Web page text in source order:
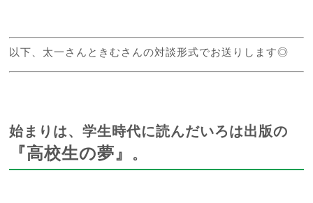
以下、太一さんときむさんの対談形式でお送りします◎
始まりは、学生時代に読んだいろは出版の
『高校生の夢』 。